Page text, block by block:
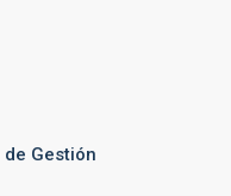
Gestión